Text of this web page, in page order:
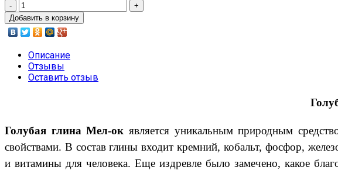
-
+
Добавить в корзину
Описание
Отзывы
Оставить отзыв
Голубая глина Мел-ок является уникальным природным
свойствами. В состав глины входит кремний, кобальт, фосфор,
и витамины для человека. Еще издревле было замечено, какое